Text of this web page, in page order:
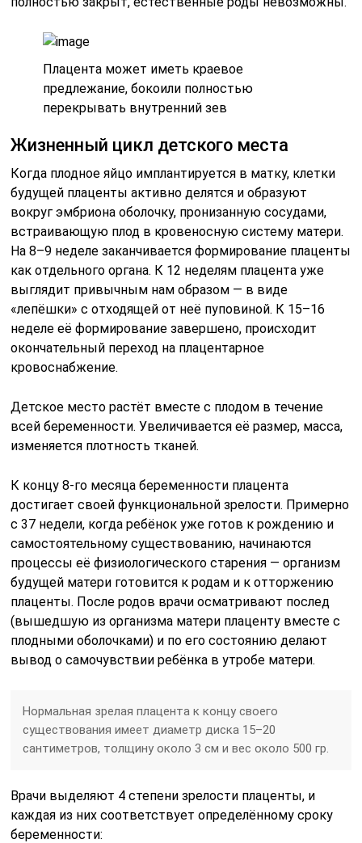
Плацента может иметь краевое
предлежание, бокоили полностью
перекрывать внутренний зев
Жизненный цикл детского места
Когда плодное яйцо имплантируется в матку, клетки
будущей плаценты активно делятся и образуют
вокруг эмбриона оболочку, пронизанную сосудами,
встраивающую плод в кровеносную систему матери.
На 8–9 неделе заканчивается формирование плаценты
как отдельного органа. К 12 неделям плацента уже
выглядит привычным нам образом — в виде
«лепёшки» с отходящей от неё пуповиной. К 15–16
неделе её формирование завершено, происходит
окончательный переход на плацентарное
кровоснабжение.
Детское место растёт вместе с плодом в течение
всей беременности. Увеличивается её размер, масса,
изменяется плотность тканей.
К концу 8-го месяца беременности плацента
достигает своей функциональной зрелости. Примерно
с 37 недели, когда ребёнок уже готов к рождению и
самостоятельному существованию, начинаются
процессы её физиологического старения — организм
будущей матери готовится к родам и к отторжению
плаценты. После родов врачи осматривают послед
(вышедшую из организма матери плаценту вместе с
плодными оболочками) и по его состоянию делают
вывод о самочувствии ребёнка в утробе матери.
Нормальная зрелая плацента к концу своего
существования имеет диаметр диска 15–20
сантиметров, толщину около 3 см и вес около 500 гр.
Врачи выделяют 4 степени зрелости плаценты, и
каждая из них соответствует определённому сроку
беременности: